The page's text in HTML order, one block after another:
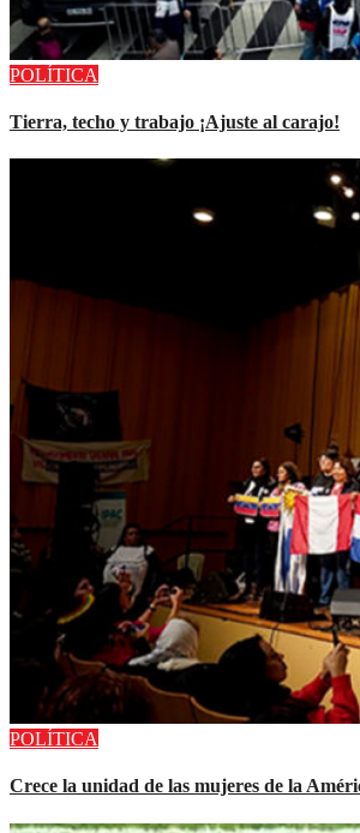
POLÍTICA
Tierra, techo y trabajo ¡Ajuste al carajo!
POLÍTICA
Crece la unidad de las mujeres de la